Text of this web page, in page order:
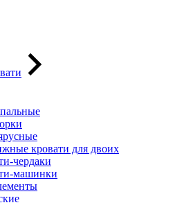
кровати для двоих
чердаки
машинки